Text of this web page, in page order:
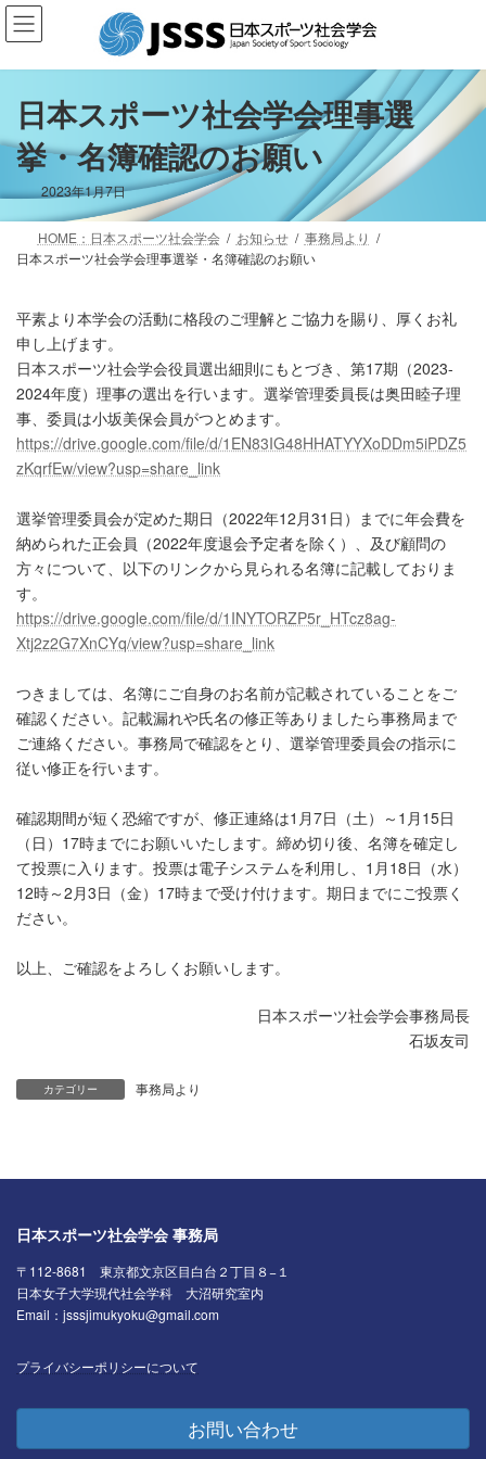
コ
ン
ス
ッ
ナ
ビ
ン
移
日本スポーツ社会学会理事選
挙・名簿確認のお願い
2023年1月7日
HOME：日本スポーツ社会学会 お知らせ
事務局より
日本スポーツ社会学会理事選挙・名簿確認のお願い
平素より本学会の活動に格段のご理解とご協力を賜り、厚くお礼
申し上げます。
日本スポーツ社会学会役員選出細則にもとづき、第17期（2023-
2024年度）理事の選出を行います。選挙管理委員長は奥田睦子理
事、委員は小坂美保会員がつとめます。
https://drive.google.com/file/d/1EN83IG48HHATYYXoDDm5iPDZ5
zKqrfEw/view?usp=share_link
選挙管理委員会が定めた期日（2022年12月31日）までに年会費を
納められた正会員（2022年度退会予定者を除く）、及び顧問の
方々について、以下のリンクから見られる名簿に記載しておりま
す。
https://drive.google.com/file/d/1INYTORZP5r_HTcz8ag-
Xtj2z2G7XnCYq/view?usp=share_link
つきましては、名簿にご自身のお名前が記載されていることをご
確認ください。記載漏れや氏名の修正等ありましたら事務局まで
ご連絡ください。事務局で確認をとり、選挙管理委員会の指示に
従い修正を行います。
確認期間が短く恐縮ですが、修正連絡は1月7日（土）～1月15日
（日）17時までにお願いいたします。締め切り後、名簿を確定し
て投票に入ります。投票は電子システムを利用し、1月18日（水）
12時～2月3日（金）17時まで受け付けます。期日までにご投票く
ださい。
以上、ご確認をよろしくお願いします。
日本スポーツ社会学会事務局長
石坂友司
カテゴリー 事務局より
日本スポーツ社会学会 事務局
〒112-8681 東京都文京区目白台２丁目８−１
日本女子大学現代社会学科 大沼研究室内
Email：jsssjimukyoku@gmail.com
プライバシーポリシーについて
お問い合わせ